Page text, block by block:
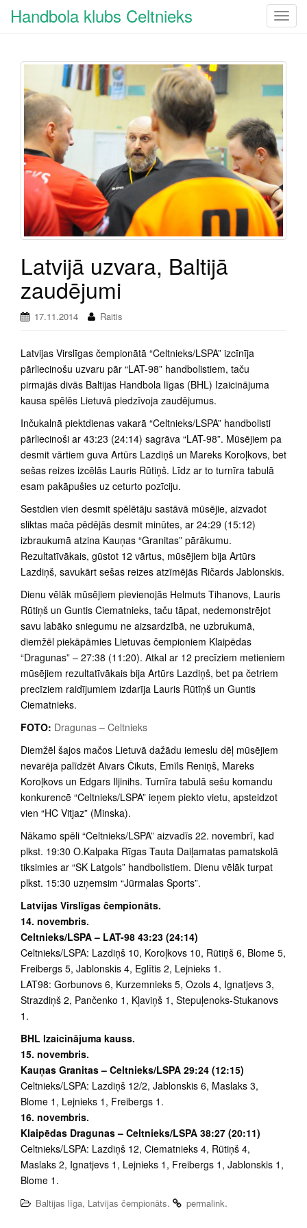
T
g
l
e
n
a
v
i
g
a
t
i
o
Handbola klubs Celtnieks
Latvijā uzvara, Baltijā
zaudējumi
17.11.2014 Raitis
Latvijas Virslīgas čempionātā “Celtnieks/LSPA” izcīnīja
pārliecinošu uzvaru pār “LAT-98” handbolistiem, taču
pirmajās divās Baltijas Handbola līgas (BHL) Izaicinājuma
kausa spēlēs Lietuvā piedzīvoja zaudējumus.
Inčukalnā piektdienas vakarā “Celtnieks/LSPA” handbolisti
pārliecinoši ar 43:23 (24:14) sagrāva “LAT-98”. Mūsējiem pa
desmit vārtiem guva Artūrs Lazdiņš un Mareks Koroļkovs, bet
sešas reizes izcēlās Lauris Rūtiņš. Līdz ar to turnīra tabulā
esam pakāpušies uz ceturto pozīciju.
Sestdien vien desmit spēlētāju sastāvā mūsējie, aizvadot
sliktas mača pēdējās desmit minūtes, ar 24:29 (15:12)
izbraukumā atzina Kauņas “Granitas” pārākumu.
Rezultatīvākais, gūstot 12 vārtus, mūsējiem bija Artūrs
Lazdiņš, savukārt sešas reizes atzīmējās Ričards Jablonskis.
Dienu vēlāk mūsējiem pievienojās Helmuts Tihanovs, Lauris
Rūtiņš un Guntis Ciematnieks, taču tāpat, nedemonstrējot
savu labāko sniegumu ne aizsardzībā, ne uzbrukumā,
diemžēl piekāpāmies Lietuvas čempioniem Klaipēdas
“Dragunas” – 27:38 (11:20). Atkal ar 12 precīziem metieniem
mūsējiem rezultatīvākais bija Artūrs Lazdiņš, bet pa četriem
precīziem raidījumiem izdarīja Lauris Rūtīņš un Guntis
Ciematnieks.
FOTO: Dragunas – Celtnieks
Diemžēl šajos mačos Lietuvā dažādu iemeslu dēļ mūsējiem
nevarēja palīdzēt Aivars Čikuts, Emīls Reniņš, Mareks
Koroļkovs un Edgars Iljinihs. Turnīra tabulā sešu komandu
konkurencē “Celtnieks/LSPA” ieņem piekto vietu, apsteidzot
vien “HC Vitjaz” (Minska).
Nākamo spēli “Celtnieks/LSPA” aizvadīs 22. novembrī, kad
plkst. 19:30 O.Kalpaka Rīgas Tauta Daiļamatas pamatskolā
tiksimies ar “SK Latgols” handbolistiem. Dienu vēlāk turpat
plkst. 15:30 uzņemsim “Jūrmalas Sports”.
Latvijas Virslīgas čempionāts.
14. novembris.
Celtnieks/LSPA – LAT-98 43:23 (24:14)
Celtnieks/LSPA: Lazdiņš 10, Koroļkovs 10, Rūtiņš 6, Blome 5,
Freibergs 5, Jablonskis 4, Eglītis 2, Lejnieks 1.
LAT98: Gorbunovs 6, Kurzemnieks 5, Ozols 4, Ignatjevs 3,
Strazdiņš 2, Pančenko 1, Kļaviņš 1, Stepuļenoks-Stukanovs
1.
BHL Izaicinājuma kauss.
15. novembris.
Kauņas Granitas – Celtnieks/LSPA 29:24 (12:15)
Celtnieks/LSPA: Lazdiņš 12/2, Jablonskis 6, Maslaks 3,
Blome 1, Lejnieks 1, Freibergs 1.
16. novembris.
Klaipēdas Dragunas – Celtnieks/LSPA 38:27 (20:11)
Celtnieks/LSPA: Lazdiņš 12, Ciematnieks 4, Rūtiņš 4,
Maslaks 2, Ignatjevs 1, Lejnieks 1, Freibergs 1, Jablonskis 1,
Blome 1.
Baltijas līga, Latvijas čempionāts. permalink.